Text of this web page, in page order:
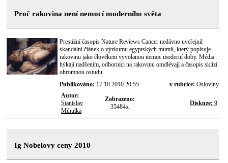
Proč rakovina není nemocí moderního světa
Prestižní časopis Nature Reviews Cancer nedávno uveřejnil
skandální článek o výzkumu egyptských mumií, který popisuje
rakovinu jako člověkem vyvolanou nemoc moderní doby. Média
hýkají nadšením, odborníci na rakovinu omdlévají a časopis sklízí
ohromnou ostudu.
Publikováno: 17.10.2010 20:55 v rubrice: Osloviny
Autor:
Stanislav
Mihulka
Zobrazeno:
35484x
Diskuze: 9
Ig Nobelovy ceny 2010